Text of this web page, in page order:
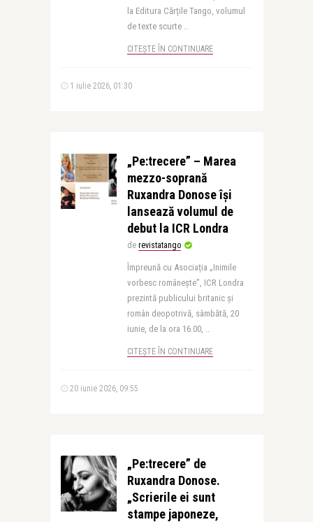
la Editura Cărțile Tango, volumul
de texte scurte ..
CITEȘTE ÎN CONTINUARE
1 iulie 2026, 01:30
„Pe:trecere” – Marea
mezzo-soprană
Ruxandra Donose își
lansează volumul de
debut la ICR Londra
de revistatango
Împreună cu Asociația „Inimile
vorbesc românește”, ICR Londra
prezintă publicului britanic și
român deopotrivă, sâmbătă, 20
iunie, de la ora 16.00, ..
CITEȘTE ÎN CONTINUARE
20 iunie 2026, 09:55
„Pe:trecere” de
Ruxandra Donose.
„Scrierile ei sunt
stampe japoneze,